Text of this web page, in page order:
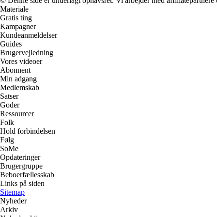
Materiale
Gratis ting
Kampagner
Kundeanmeldelser
Guides
Brugervejledning
Vores videoer
Abonnent
Min adgang
Medlemskab
Satser
Goder
Ressourcer
Folk
Hold forbindelsen
Følg
SoMe
Opdateringer
Brugergruppe
Beboerfællesskab
Links på siden
Sitemap
Nyheder
Arkiv